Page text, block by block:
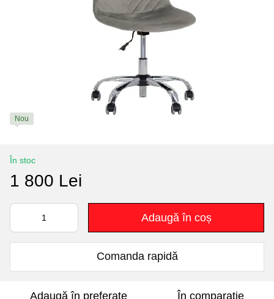
Nou
În stoc
1 800 Lei
Adaugă în coș
Comanda rapidă
Adaugă în preferate În comparație